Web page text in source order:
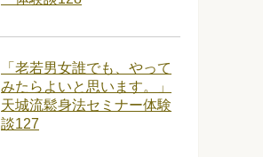
「老若男女誰でも、やって
みたらよいと思います。」
天城流鬆身法セミナー体験
談127